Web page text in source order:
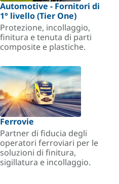
Automotive - Fornitori di
1° livello (Tier One)
Protezione, incollaggio,
finitura e tenuta di parti
composite e plastiche.
Ferrovie
Partner di fiducia degli
operatori ferroviari per le
soluzioni di finitura,
sigillatura e incollaggio.